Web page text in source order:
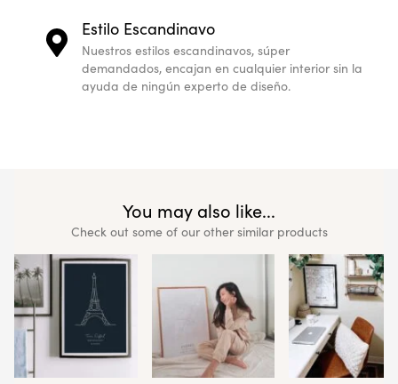
Estilo Escandinavo
Nuestros estilos escandinavos, súper
demandados, encajan en cualquier interior sin la
ayuda de ningún experto de diseño.
You may also like...
Check out some of our other similar products